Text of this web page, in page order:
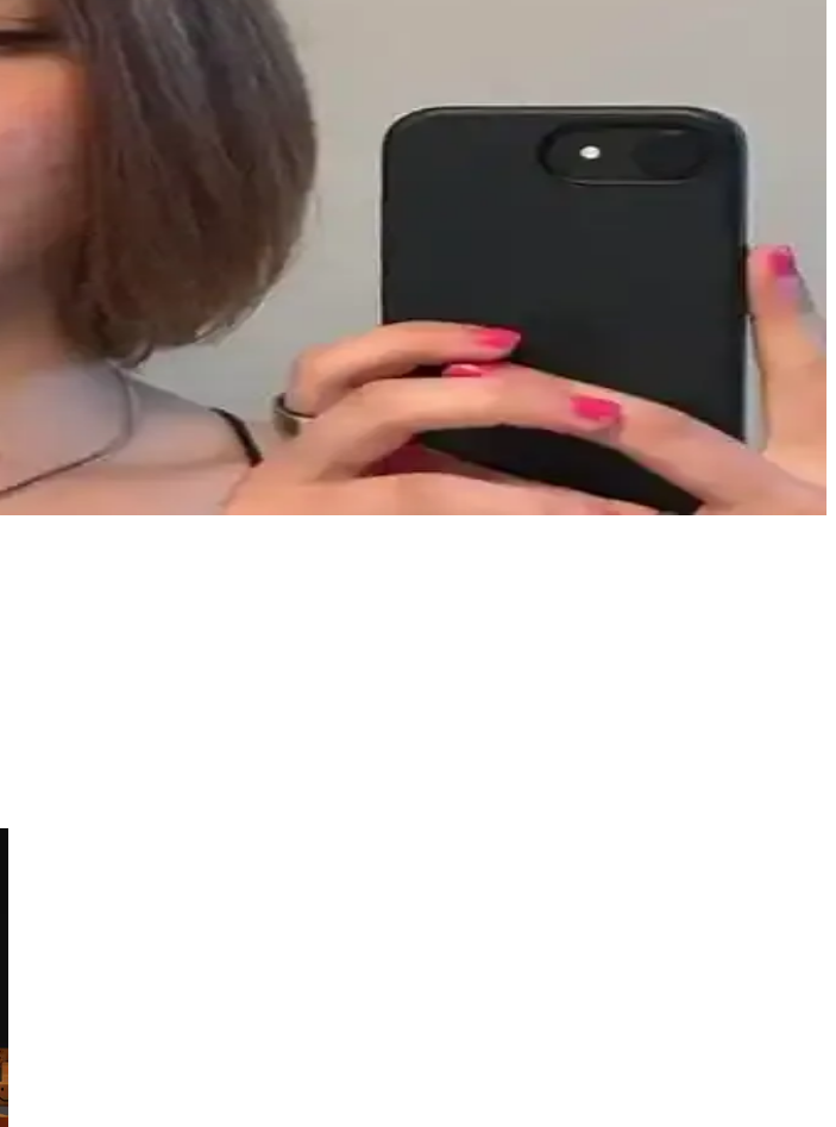
sunar. Geleneksel ve modern ürünlerin birleşimi, farklı bakım ihtiyaçlarına hitap eder.
için elektroloji, lazer epilasyon ve uygun cilt bakımı yöntemleri detaylı şekilde ele alınmaktadır.
BHA ve kil maskeleri gibi Asya güzellik ürünleri düzenli kullanımda etkili sonuçlar sunar.
Uzman kontrolünde uygulanan yöntemler ağrılı aknelerin iyileşmesini sağlar.
pürüzsüz ve kalıcı olmasını sağlar. Doğru uygulama ve cilt bakımı önemlidir.
ilerleme sağlandı. Beslenme, stres yönetimi ve cilt bakımı birlikte ele alındı.